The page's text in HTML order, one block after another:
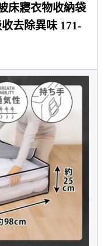
床寢衣物收納袋
去除異味 171-